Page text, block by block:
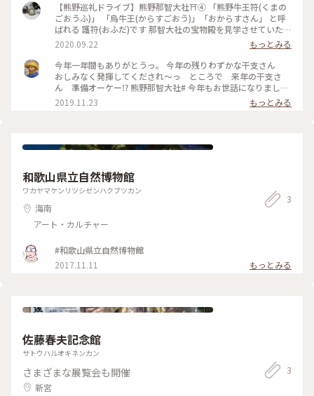
【熊野巡礼ドライブ】熊野那智大社⛩④ 「熊野牛王符(くまの
ごおうふ)」 「烏牛王(からすごおう)」「おからすさん」 と呼
ばれる 護符(おふだ)です 那智大社の宝物殿を見学させていただ
いた時に 受付の方が 丁寧にわかりやすくこの護符の「烏文
字」の読み方や おふだの使い方などを解説してくださいまし
た 「那智 結 瀧宝」 (中央の文字は 上段が糸 下段が吉 あわせて
結) 魔除け、厄除けとして玄関やかまどの上にお祀りするのが
一般的ですが 起請文(誓約書)の用紙として熊野権現に誓いを立
てるのに使われたそうです 時代劇、ドラマなどでもそんな場
面でチラッと出てくることがあるのだそうですよ お話も興味
除け
2020.09.22
もっとみる
今年一年間もありがとうっ。 今年の残りわずかな干支さん
おしみなく発揮してくだされ〜っ ところで 来年の干支さ
ん 準備オーケー⁉️ 熊野那智大社# 今年もお世話になりました
#
2019.11.23 もっとみる
和歌山県立自然博物館
ワカヤマケンリツシゼンハクブツカン
海南
アート・カルチャー
3
#和歌山県立自然博物館
2017.11.11
もっとみる
佐藤春夫記念館
サトウハルオキネンカン
さまざまな展覧会も開催
新宮
3